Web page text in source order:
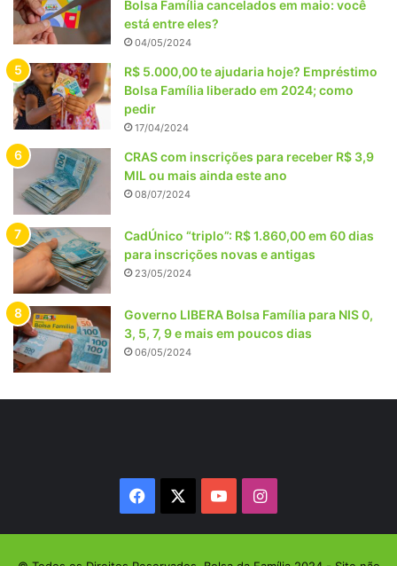
Bolsa Família cancelados em maio: você
está entre eles?
04/05/2024
R$ 5.000,00 te ajudaria hoje? Empréstimo
Bolsa Família liberado em 2024; como
pedir
17/04/2024
CRAS com inscrições para receber R$ 3,9
MIL ou mais ainda este ano
08/07/2024
CadÚnico “triplo”: R$ 1.860,00 em 60 dias
para inscrições novas e antigas
23/05/2024
Governo LIBERA Bolsa Família para NIS 0,
3, 5, 7, 9 e mais em poucos dias
06/05/2024
Facebook YouTubeInstagram